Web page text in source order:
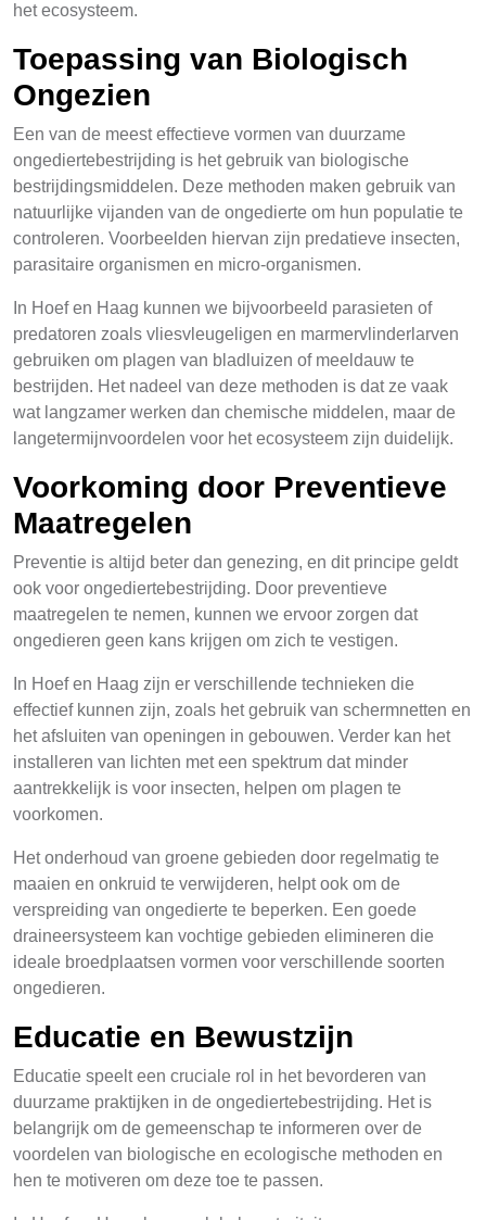
het ecosysteem.
Toepassing van Biologisch
Ongezien
Een van de meest effectieve vormen van duurzame
ongediertebestrijding is het gebruik van biologische
bestrijdingsmiddelen. Deze methoden maken gebruik van
natuurlijke vijanden van de ongedierte om hun populatie te
controleren. Voorbeelden hiervan zijn predatieve insecten,
parasitaire organismen en micro-organismen.
In Hoef en Haag kunnen we bijvoorbeeld parasieten of
predatoren zoals vliesvleugeligen en marmervlinderlarven
gebruiken om plagen van bladluizen of meeldauw te
bestrijden. Het nadeel van deze methoden is dat ze vaak
wat langzamer werken dan chemische middelen, maar de
langetermijnvoordelen voor het ecosysteem zijn duidelijk.
Voorkoming door Preventieve
Maatregelen
Preventie is altijd beter dan genezing, en dit principe geldt
ook voor ongediertebestrijding. Door preventieve
maatregelen te nemen, kunnen we ervoor zorgen dat
ongedieren geen kans krijgen om zich te vestigen.
In Hoef en Haag zijn er verschillende technieken die
effectief kunnen zijn, zoals het gebruik van schermnetten en
het afsluiten van openingen in gebouwen. Verder kan het
installeren van lichten met een spektrum dat minder
aantrekkelijk is voor insecten, helpen om plagen te
voorkomen.
Het onderhoud van groene gebieden door regelmatig te
maaien en onkruid te verwijderen, helpt ook om de
verspreiding van ongedierte te beperken. Een goede
draineersysteem kan vochtige gebieden elimineren die
ideale broedplaatsen vormen voor verschillende soorten
ongedieren.
Educatie en Bewustzijn
Educatie speelt een cruciale rol in het bevorderen van
duurzame praktijken in de ongediertebestrijding. Het is
belangrijk om de gemeenschap te informeren over de
voordelen van biologische en ecologische methoden en
hen te motiveren om deze toe te passen.